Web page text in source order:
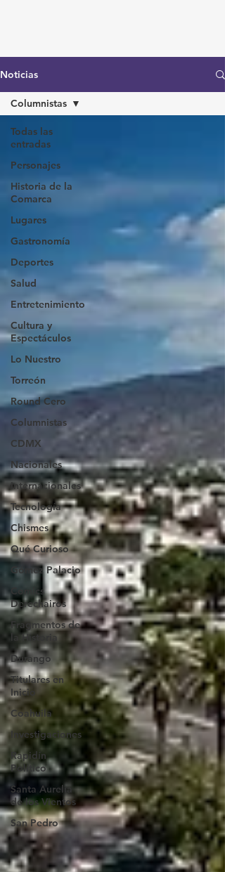
Noticias
Todas las
entradas
Personajes
Historia de la
Comarca
Lugares
Gastronomía
Deportes
Salud
Entretenimiento
Cultura y
Espectáculos
Lo Nuestro
Torreón
Round Cero
Columnistas
CDMX
Nacionales
Internacionales
Tecnología
Chismes
Qué Curioso
Gómez Palacio
Comics
Derechairos
Fragmentos de
la Historia
Durango
Titulares en
Inicio
Coahuila
Investigaciones
Rapidín
Político
Santa Aurelia
de los Vientos
San Pedro
Columnistas